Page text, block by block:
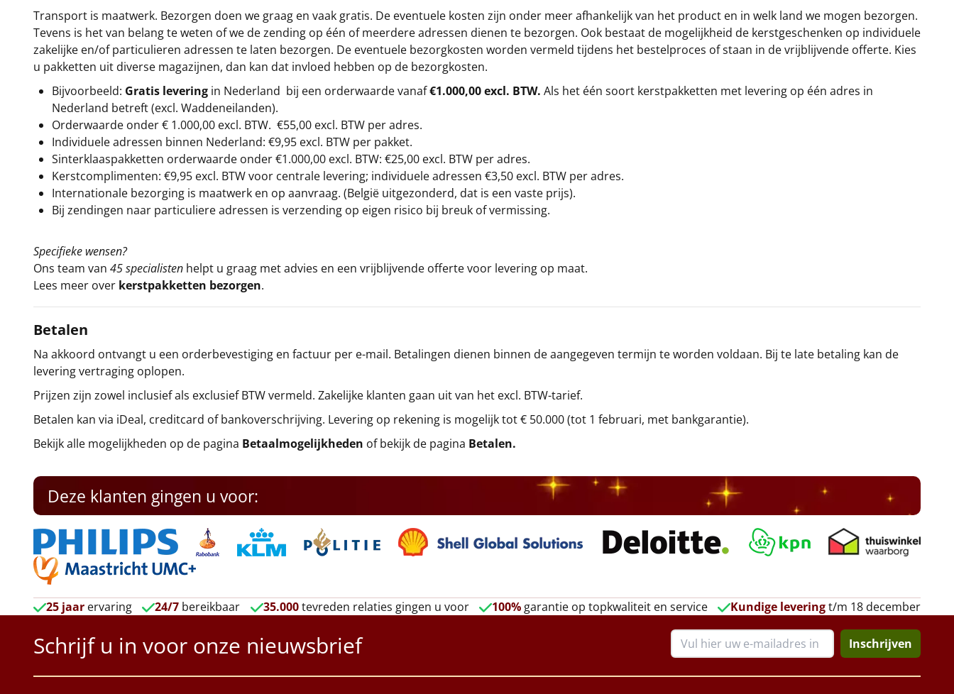
Transport is maatwerk. Bezorgen doen we graag en vaak gratis. De eventuele kosten zijn onder meer afhankelijk van het product en in welk land we mogen bezorgen.
Tevens is het van belang te weten of we de zending op één of meerdere adressen dienen te bezorgen. Ook bestaat de mogelijkheid de kerstgeschenken op individuele
zakelijke en/of particulieren adressen te laten bezorgen. De eventuele bezorgkosten worden vermeld tijdens het bestelproces of staan in de vrijblijvende offerte. Kies
u pakketten uit diverse magazijnen, dan kan dat invloed hebben op de bezorgkosten.
Bijvoorbeeld: Gratis levering in Nederland bij een orderwaarde vanaf€1.000,00 excl. BTW. Als het één soort kerstpakketten met levering op één adres in
Nederland betreft (excl. Waddeneilanden).
Orderwaarde onder € 1.000,00 excl. BTW. €55,00 excl. BTW per adres.
Individuele adressen binnen Nederland: €9,95 excl. BTW per pakket.
Sinterklaaspakketten orderwaarde onder €1.000,00 excl. BTW: €25,00 excl. BTW per adres.
Kerstcomplimenten: €9,95 excl. BTW voor centrale levering; individuele adressen €3,50 excl. BTW per adres.
Internationale bezorging is maatwerk en op aanvraag. (België uitgezonderd, dat is een vaste prijs).
Bij zendingen naar particuliere adressen is verzending op eigen risico bij breuk of vermissing.
Specifieke wensen?
Ons team van 45 specialisten helpt u graag met advies en een vrijblijvende offerte voor levering op maat.
Lees meer over kerstpakketten bezorgen.
Betalen
Na akkoord ontvangt u een orderbevestiging en factuur per e-mail. Betalingen dienen binnen de aangegeven termijn te worden voldaan. Bij te late betaling kan de
levering vertraging oplopen.
Prijzen zijn zowel inclusief als exclusief BTW vermeld. Zakelijke klanten gaan uit van het excl. BTW-tarief.
Betalen kan via iDeal, creditcard of bankoverschrijving. Levering op rekening is mogelijk tot € 50.000 (tot 1 februari, met bankgarantie).
Bekijk alle mogelijkheden op de pagina Betaalmogelijkheden of bekijk de pagina Betalen.
Deze klanten gingen u voor:
25 jaar ervaring 24/7 bereikbaar 35.000tevreden relaties gingen u voor 100%garantie op topkwaliteit en service Kundige leveringt/m 18 december
Schrijf u in voor onze nieuwsbrief Inschrijven